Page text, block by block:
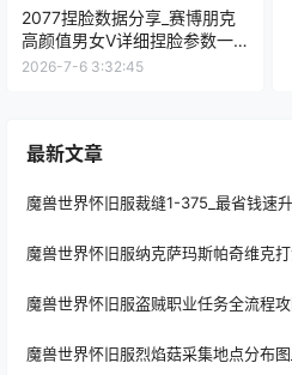
2077捏脸数据分享_赛博朋克
高颜值男女V详细捏脸参数一
览
2026-7-6 3:32:45
最新文章
魔兽世界怀旧服裁缝1-375_最省钱速
魔兽世界怀旧服纳克萨玛斯帕奇维克
魔兽世界怀旧服盗贼职业任务全流程
魔兽世界怀旧服烈焰菇采集地点分布